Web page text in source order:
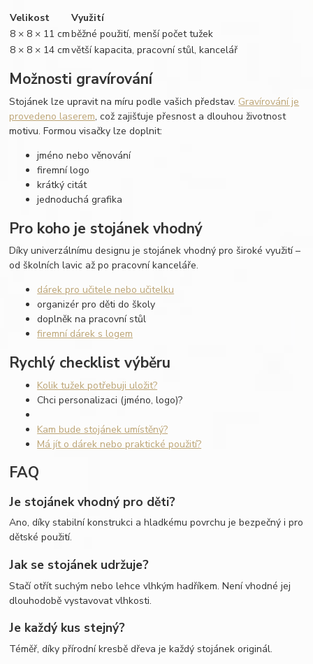
Velikost
Využití
8 × 8 × 11 cmběžné použití, menší počet tužek
8 × 8 × 14 cmvětší kapacita, pracovní stůl, kancelář
Možnosti gravírování
Stojánek lze upravit na míru podle vašich představ. Gravírování je
provedeno laserem, což zajišťuje přesnost a dlouhou životnost
motivu. Formou visačky lze doplnit:
jméno nebo věnování
firemní logo
krátký citát
jednoduchá grafika
Pro koho je stojánek vhodný
Díky univerzálnímu designu je stojánek vhodný pro široké využití –
od školních lavic až po pracovní kanceláře.
dárek pro učitele nebo učitelku
organizér pro děti do školy
doplněk na pracovní stůl
firemní dárek s logem
Rychlý checklist výběru
Kolik tužek potřebuji uložit?
Chci personalizaci (jméno, logo)?
Kam bude stojánek umístěný?
Má jít o dárek nebo praktické použití?
FAQ
Je stojánek vhodný pro děti?
Ano, díky stabilní konstrukci a hladkému povrchu je bezpečný i pro
dětské použití.
Jak se stojánek udržuje?
Stačí otřít suchým nebo lehce vlhkým hadříkem. Není vhodné jej
dlouhodobě vystavovat vlhkosti.
Je každý kus stejný?
Téměř, díky přírodní kresbě dřeva je každý stojánek originál.